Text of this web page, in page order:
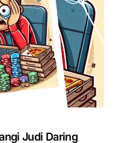
Judi Daring